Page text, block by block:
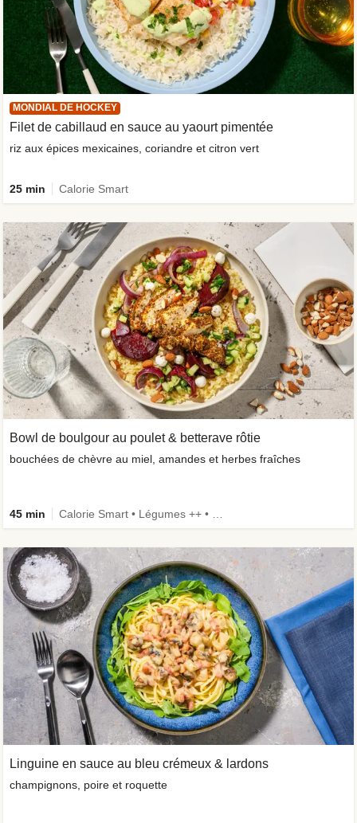
MONDIAL DE HOCKEY
Filet de cabillaud en sauce au yaourt pimentée
riz aux épices mexicaines, coriandre et citron vert
25 min Calorie Smart
Bowl de boulgour au poulet & betterave rôtie
bouchées de chèvre au miel, amandes et herbes fraîches
45 min
Linguine en sauce au bleu crémeux & lardons
champignons, poire et roquette